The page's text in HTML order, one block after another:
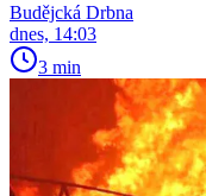
Budějcká Drbna
dnes, 14:03
3 min